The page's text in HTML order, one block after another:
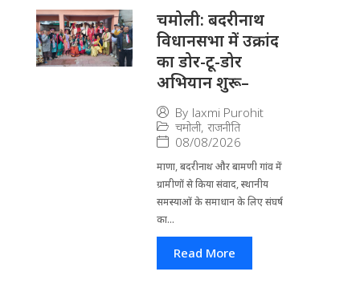
चमोली: बदरीनाथ
विधानसभा में उक्रांद
का डोर-टू-डोर
अभियान शुरू–
By laxmi Purohit
चमोली, राजनीति
08/08/2026
माणा, बदरीनाथ और बामणी गांव में
ग्रामीणों से किया संवाद, स्थानीय
समस्याओं के समाधान के लिए संघर्ष
का...
Read More